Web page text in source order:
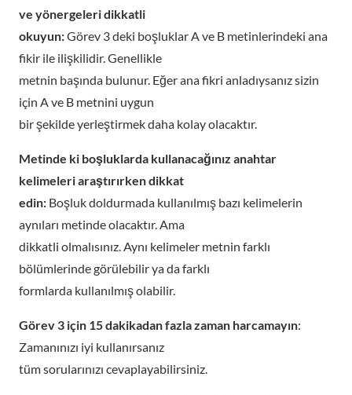
ve yönergeleri dikkatli
okuyun:Görev 3 deki boşluklar A ve B metinlerindeki ana
fikir ile ilişkilidir. Genellikle
metnin başında bulunur. Eğer ana fikri anladıysanız sizin
için A ve B metnini uygun
bir şekilde yerleştirmek daha kolay olacaktır.
Metinde ki boşluklarda kullanacağınız anahtar
kelimeleri araştırırken dikkat
edin: Boşluk doldurmada kullanılmış bazı kelimelerin
aynıları metinde olacaktır. Ama
dikkatli olmalısınız. Aynı kelimeler metnin farklı
bölümlerinde görülebilir ya da farklı
formlarda kullanılmış olabilir.
Görev 3 için 15 dakikadan fazla zaman harcamayın:
Zamanınızı iyi kullanırsanız
tüm sorularınızı cevaplayabilirsiniz.